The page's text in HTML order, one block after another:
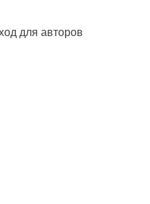
для авторов